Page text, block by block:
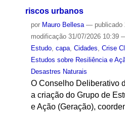
riscos urbanos
por Mauro Bellesa — publicado
modificação31/07/2026 10:39
Estudo, capa, Cidades Crise
Estudos sobre Resiliência e
Desastres Naturais
O Conselho Deliberativo
a criação do Grupo de
e Ação (Geração),